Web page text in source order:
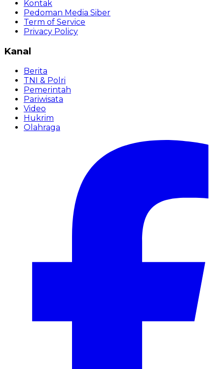
Kontak
Pedoman Media Siber
Term of Service
Privacy Policy
Kanal
Berita
TNI & Polri
Pemerintah
Pariwisata
Video
Hukrim
Olahraga